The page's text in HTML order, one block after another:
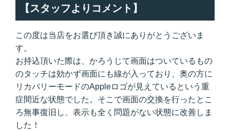
【スタッフよりコメント】
この度は当店をお選び頂き誠にありがとうございま
す。
お持込頂いた際は、かろうじて画面はついているもの
のタッチは効かず画面にも線が入っており、奥の方に
リカバリーモードのAppleロゴが見えているという重
症間近な状態でした。そこで画面の交換を行ったとこ
ろ無事復旧し、表示も全く問題がない状態に改善しま
した！